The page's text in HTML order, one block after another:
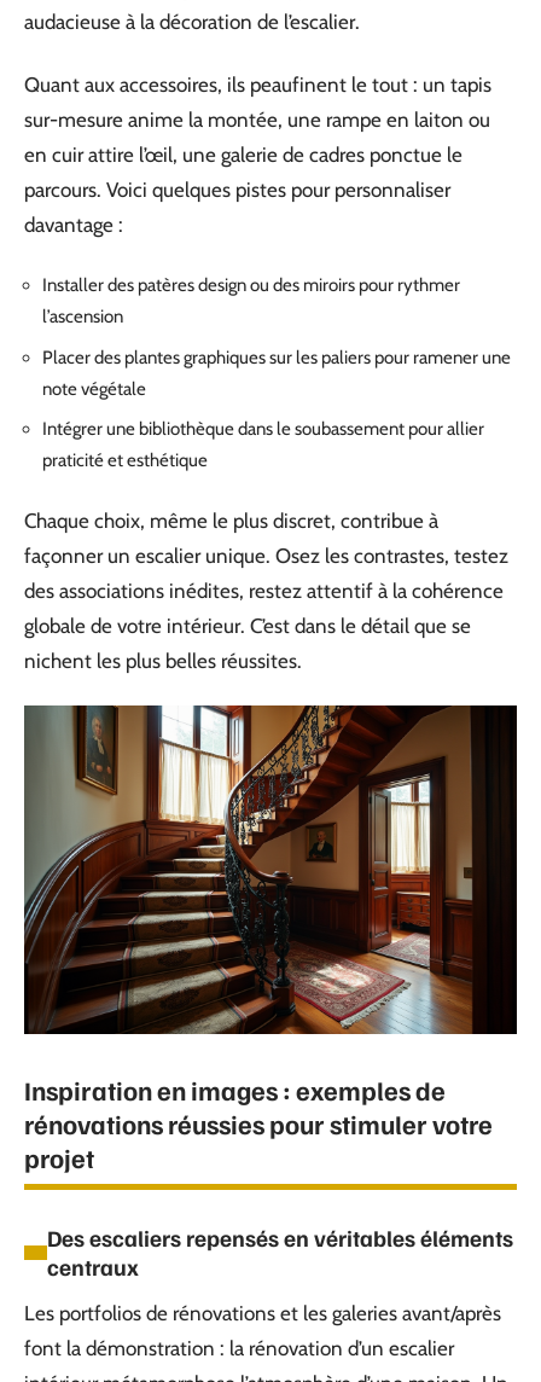
audacieuse à la décoration de l’escalier.
Quant aux accessoires, ils peaufinent le tout : un tapis
sur-mesure anime la montée, une rampe en laiton ou
en cuir attire l’œil, une galerie de cadres ponctue le
parcours. Voici quelques pistes pour personnaliser
davantage :
Installer des patères design ou des miroirs pour rythmer
l’ascension
Placer des plantes graphiques sur les paliers pour ramener une
note végétale
Intégrer une bibliothèque dans le soubassement pour allier
praticité et esthétique
Chaque choix, même le plus discret, contribue à
façonner un escalier unique. Osez les contrastes, testez
des associations inédites, restez attentif à la cohérence
globale de votre intérieur. C’est dans le détail que se
nichent les plus belles réussites.
Inspiration en images : exemples de
rénovations réussies pour stimuler votre
projet
Des escaliers repensés en véritables éléments
centraux
Les portfolios de rénovations et les galeries avant/après
font la démonstration : la rénovation d’un escalier